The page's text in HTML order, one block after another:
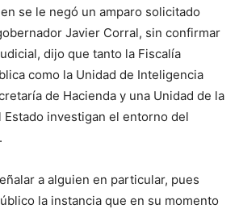
se le negó un amparo solicitado
Javier Corral, sin confirmar
dijo que tanto la Fiscalía
como la Unidad de Inteligencia
de Hacienda y una Unidad de la
Estado investigan el entorno del
a alguien en particular, pues
la instancia que en su momento